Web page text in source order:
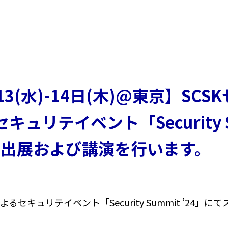
水)-14日(木)@東京】SCSK
キュリテイベント「
展および講演を行います。
るセキュリテイベント「Security Summit ’24」に